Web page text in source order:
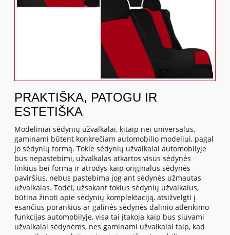
PRAKTIŠKA, PATOGU IR
ESTETIŠKA
Modeliniai sėdynių užvalkalai, kitaip nei universalūs,
gaminami būtent konkrečiam automobilio modeliui, pagal
jo sėdynių formą. Tokie sėdynių užvalkalai automobilyje
bus nepastebimi, užvalkalas atkartos visus sėdynės
linkius bei formą ir atrodys kaip originalus sėdynės
paviršius, nebus pastebima jog ant sėdynės užmautas
užvalkalas. Todėl, užsakant tokius sėdynių užvalkalus,
būtina žinoti apie sėdynių komplektaciją, atsižvelgti į
esančius porankius ar galinės sėdynės dalinio atlenkimo
funkcijas automobilyje, visa tai įtakoja kaip bus siuvami
užvalkalai sėdynėms, nes gaminami užvalkalai taip, kad